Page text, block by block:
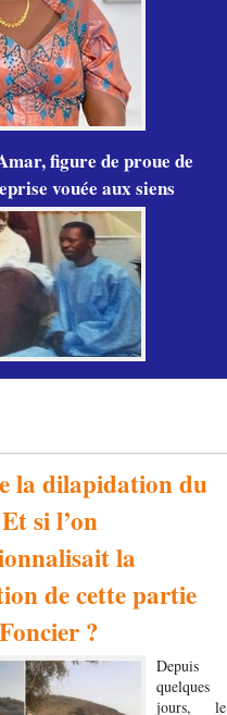
figure de proue de
vouée aux siens
la dilapidation du
si l’on
la
de cette partie
?
Depuis
quelques
jours, le